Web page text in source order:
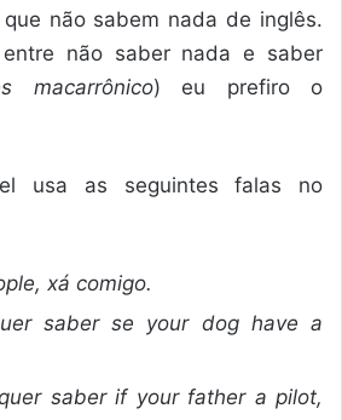
não sabem nada de inglês.
não saber nada e saber
macarrônico) eu prefiro o
usa as seguintes falas no
xá comigo.
saber se your dog have a
saber if your father a pilot,